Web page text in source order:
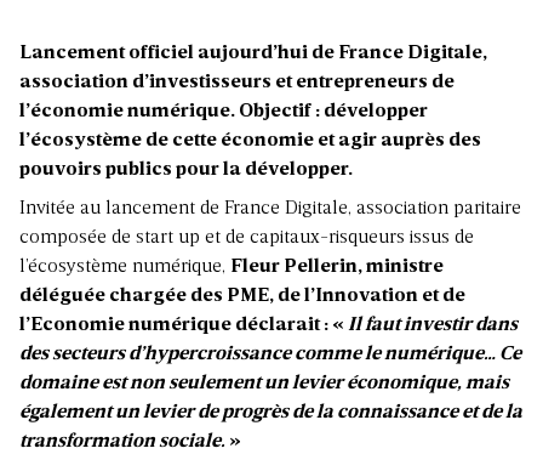
Lancement officiel aujourd’hui de France Digitale,
association d’investisseurs et entrepreneurs de
l’économie numérique. Objectif : développer
l’écosystème de cette économie et agir auprès des
pouvoirs publics pour la développer.
Invitée au lancement de France Digitale, association paritaire
composée de start up et de capitaux-risqueurs issus de
l’écosystème numérique, Fleur Pellerin, ministre
déléguée chargée des PME, de l’Innovation et de
l’Economie numérique déclarait : « Il faut investir dans
des secteurs d’hypercroissance comme le numérique… Ce
domaine est non seulement un levier économique, mais
également un levier de progrès de la connaissance et de la
transformation sociale. »